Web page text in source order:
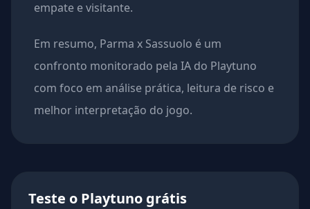
empate e visitante.
Em resumo, Parma x Sassuolo é um
confronto monitorado pela IA do Playtuno
com foco em análise prática, leitura de risco e
melhor interpretação do jogo.
Teste o Playtuno grátis